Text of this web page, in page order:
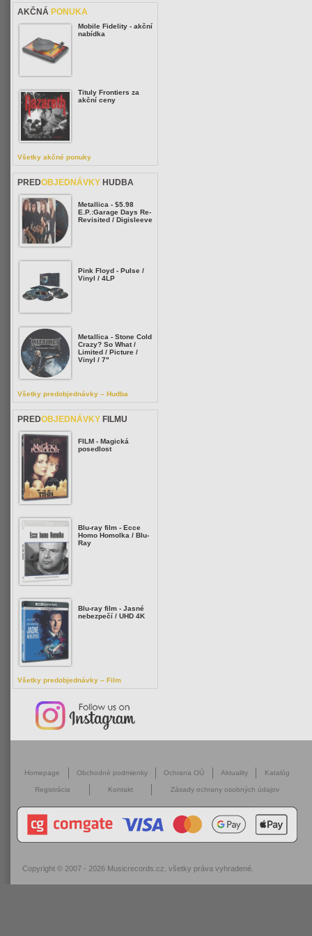
AKČNÁ PONUKA
Mobile Fidelity - akční
nabídka
Tituly Frontiers za
akční ceny
Všetky akčné ponuky
PREDOBJEDNÁVKY HUDBA
Metallica - $5.98
E.P.:Garage Days Re-
Revisited / Digisleeve
Pink Floyd - Pulse /
Vinyl / 4LP
Metallica - Stone Cold
Crazy? So What /
Limited / Picture /
Vinyl / 7"
Všetky predobjednávky – Hudba
PREDOBJEDNÁVKY FILMU
FILM - Magická
posedlost
Blu-ray film - Ecce
Homo Homolka / Blu-
Ray
Blu-ray film - Jasné
nebezpečí / UHD 4K
Všetky predobjednávky – Film
Homepage Obchodné podmienky Ochrana OÚ Aktuality Katalóg
Registrácia Kontakt Zásady ochrany osobných údajov
Copyright © 2007 - 2026 Musicrecords.cz , všetky práva vyhradené.